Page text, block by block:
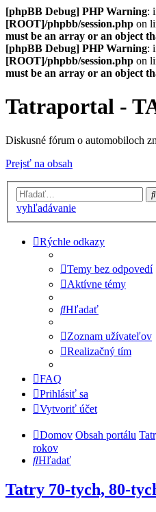
[phpBB Debug] PHP Warning:
[ROOT]/phpbb/session.php on
must be an array or an object
[phpBB Debug] PHP Warning:
[ROOT]/phpbb/session.php on
must be an array or an object
Tatraportal -
Diskusné fórum o automobiloch
Prejsť na obsah
vyhľadávanie
Rýchle odkazy
Temy bez odpovedí
Aktívne témy
Hľadať
Zoznam užívateľov
Realizačný tím
FAQ
Prihlásiť sa
Vytvoriť účet
Domov Obsah portálu
rokov
Hľadať
Tatry 70-tych, 80-